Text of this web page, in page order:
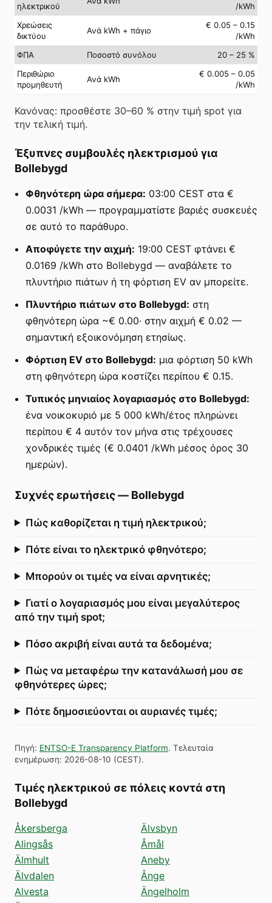
ηλεκτρικού
/kWh
Χρεώσεις
δικτύου
Ανά kWh + πάγιο
€ 0.05 – 0.15
/kWh
ΦΠΑ
Ποσοστό συνόλου
20 – 25 %
Περιθώριο
προμηθευτή
Ανά kWh
€ 0.005 – 0.05
/kWh
Κανόνας: προσθέστε 30–60 % στην τιμή spot για
την τελική τιμή.
Έξυπνες συμβουλές ηλεκτρισμού για
Bollebygd
Φθηνότερη ώρα σήμερα: 03:00 CEST στα €
0.0031 /kWh — προγραμματίστε βαριές συσκευές
σε αυτό το παράθυρο.
Αποφύγετε την αιχμή: 19:00 CEST φτάνει €
0.0169 /kWh στο Bollebygd — αναβάλετε το
πλυντήριο πιάτων ή τη φόρτιση EV αν μπορείτε.
Πλυντήριο πιάτων στο Bollebygd: στη
φθηνότερη ώρα ~€ 0.00· στην αιχμή € 0.02 —
σημαντική εξοικονόμηση ετησίως.
Φόρτιση EV στο Bollebygd: μια φόρτιση 50 kWh
στη φθηνότερη ώρα κοστίζει περίπου € 0.15.
Τυπικός μηνιαίος λογαριασμός στο Bollebygd:
ένα νοικοκυριό με 5 000 kWh/έτος πληρώνει
περίπου € 4 αυτόν τον μήνα στις τρέχουσες
χονδρικές τιμές (€ 0.0401 /kWh μέσος όρος 30
ημερών).
Συχνές ερωτήσεις— Bollebygd
Πώς καθορίζεται η τιμή ηλεκτρικού;
Πότε είναι το ηλεκτρικό φθηνότερο;
Μπορούν οι τιμές να είναι αρνητικές;
Γιατί ο λογαριασμός μου είναι μεγαλύτερος
από την τιμή spot;
Πόσο ακριβή είναι αυτά τα δεδομένα;
Πώς να μεταφέρω την κατανάλωσή μου σε
φθηνότερες ώρες;
Πότε δημοσιεύονται οι αυριανές τιμές;
Πηγή: ENTSO-E Transparency Platform. Τελευταία
ενημέρωση: 2026-08-10 (CEST).
Τιμές ηλεκτρικού σε πόλεις κοντά στη
Bollebygd
Åkersberga
Alingsås
Älmhult
Älvdalen
Alvesta
Älvsbyn
Åmål
Aneby
Ånge
Ängelholm